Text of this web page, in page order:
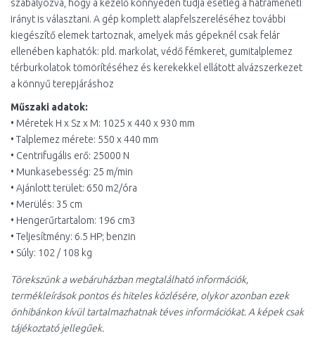
szabályozva, hogy a kezelő könnyedén tudja esetleg a hátrameneti
irányt is választani. A gép komplett alapfelszereléséhez további
kiegészítő elemek tartoznak, amelyek más gépeknél csak felár
ellenében kaphatók: pld. markolat, védő fémkeret, gumitalplemez
térburkolatok tömörítéséhez és kerekekkel ellátott alvázszerkezet
a könnyű terepjáráshoz
Műszaki adatok:
• Méretek H x Sz x M: 1025 x 440 x 930 mm
• Talplemez mérete: 550 x 440 mm
• Centrifugális erő: 25000 N
• Munkasebesség: 25 m/min
• Ajánlott terület: 650 m2/óra
• Merülés: 35 cm
• Hengerűrtartalom: 196 cm3
• Teljesítmény: 6.5 HP; benzin
• Súly: 102 / 108 kg
Törekszünk a webáruházban megtalálható információk,
termékleírások pontos és hiteles közlésére, olykor azonban ezek
önhibánkon kívül tartalmazhatnak téves információkat. A képek csak
tájékoztató jellegűek.